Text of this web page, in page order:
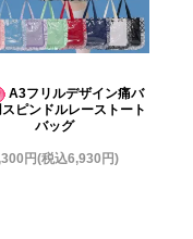
A3フリルデザイン痛バ
スピンドルレーストート
バッグ
円(税込6,930円)